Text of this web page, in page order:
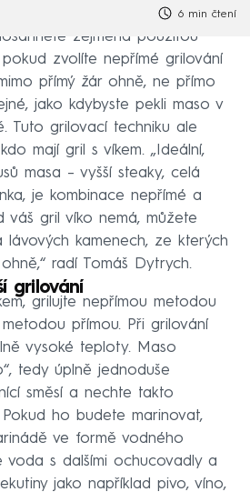
6 min čtení
zejména použitou
zvolíte nepřímé grilování
přímý žár ohně, ne přímo
jako kdybyste pekli maso v
Tuto grilovací techniku ale
mají gril s víkem. „Ideální,
masa – vyšší steaky, celá
je kombinace nepřímé a
váš gril víko nemá, můžete
kamenech, ze kterých
radí Tomáš Dytrych.
grilování
grilujte nepřímou metodou
přímou. Při grilování
vysoké teploty. Maso
tedy úplně jednoduše
směsí a nechte takto
ho budete marinovat,
ve formě vodného
voda s dalšími ochucovadly a
jako například pivo, víno,